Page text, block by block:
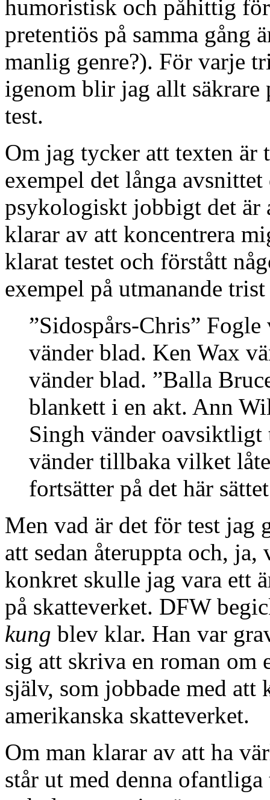
humoristisk och påhittig
pretentiös på samma gång
manlig genre?). För varje
igenom blir jag allt
test.
Om jag tycker att texten
exempel det långa
psykologiskt jobbigt det är
klarar av att koncentrera
klarat testet och förstått
exempel på utmanande
”Sidospårs-Chris”
vänder blad. Ken Wax
vänder blad. ”Balla
blankett i en akt. Ann
Singh vänder oavsiktligt
vänder tillbaka vilket
fortsätter på det här
Men vad är det för test jag
att sedan återuppta och,
konkret skulle jag vara ett
på skatteverket. DFW
kung blev klar. Han var
sig att skriva en roman om
själv, som jobbade med
amerikanska skatteverket.
Om man klarar av att ha
står ut med denna